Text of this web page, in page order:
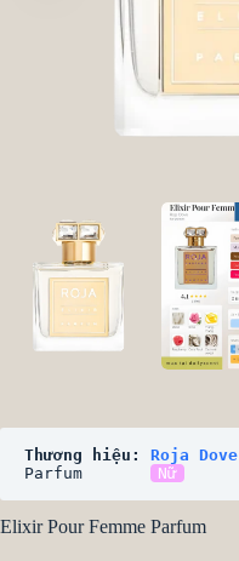
Thương hiệu: Roja Dove
Parfum
Nữ
Elixir Pour Femme Parfum